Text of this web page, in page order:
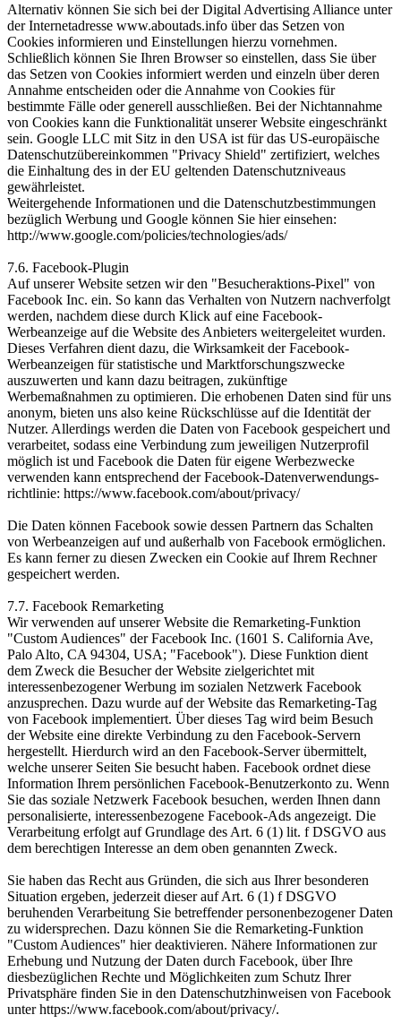
Alternativ können Sie sich bei der Digital Advertising Alliance unter
der Internetadresse www.aboutads.info über das Setzen von
Cookies informieren und Einstellungen hierzu vornehmen.
Schließlich können Sie Ihren Browser so einstellen, dass Sie über
das Setzen von Cookies informiert werden und einzeln über deren
Annahme entscheiden oder die Annahme von Cookies für
bestimmte Fälle oder generell ausschließen. Bei der Nichtannahme
von Cookies kann die Funktionalität unserer Website eingeschränkt
sein. Google LLC mit Sitz in den USA ist für das US-europäische
Datenschutzübereinkommen "Privacy Shield" zertifiziert, welches
die Einhaltung des in der EU geltenden Datenschutzniveaus
gewährleistet.
Weitergehende Informationen und die Datenschutzbestimmungen
bezüglich Werbung und Google können Sie hier einsehen:
http://www.google.com/policies/technologies/ads/
7.6. Facebook-Plugin
Auf unserer Website setzen wir den "Besucheraktions-Pixel" von
Facebook Inc. ein. So kann das Verhalten von Nutzern nachverfolgt
werden, nachdem diese durch Klick auf eine Facebook-
Werbeanzeige auf die Website des Anbieters weitergeleitet wurden.
Dieses Verfahren dient dazu, die Wirksamkeit der Facebook-
Werbeanzeigen für statistische und Marktforschungs­zwecke
auszuwerten und kann dazu beitragen, zukünftige
Werbemaßnahmen zu optimieren. Die erhobenen Daten sind für uns
anonym, bieten uns also keine Rückschlüsse auf die Identität der
Nutzer. Allerdings werden die Daten von Facebook gespeichert und
verarbeitet, sodass eine Verbindung zum jeweiligen Nutzerprofil
möglich ist und Facebook die Daten für eigene Werbezwecke
verwenden kann entsprechend der Facebook-Datenverwendungs­
richtlinie: https://www.facebook.com/about/privacy/
Die Daten können Facebook sowie dessen Partnern das Schalten
von Werbeanzeigen auf und außerhalb von Facebook ermöglichen.
Es kann ferner zu diesen Zwecken ein Cookie auf Ihrem Rechner
gespeichert werden.
7.7. Facebook Remarketing
Wir verwenden auf unserer Website die Remarketing-Funktion
"Custom Audiences" der Facebook Inc. (1601 S. California Ave,
Palo Alto, CA 94304, USA; "Facebook"). Diese Funktion dient
dem Zweck die Besucher der Website zielgerichtet mit
interessenbezogener Werbung im sozialen Netzwerk Facebook
anzusprechen. Dazu wurde auf der Website das Remarketing-Tag
von Facebook implementiert. Über dieses Tag wird beim Besuch
der Website eine direkte Verbindung zu den Facebook-Servern
hergestellt. Hierdurch wird an den Facebook-Server übermittelt,
welche unserer Seiten Sie besucht haben. Facebook ordnet diese
Information Ihrem persönlichen Facebook-Benutzerkonto zu. Wenn
Sie das soziale Netzwerk Facebook besuchen, werden Ihnen dann
personalisierte, interessenbezogene Facebook-Ads angezeigt. Die
Verarbeitung erfolgt auf Grundlage des Art. 6 (1) lit. f DSGVO aus
dem berechtigen Interesse an dem oben genannten Zweck.
Sie haben das Recht aus Gründen, die sich aus Ihrer besonderen
Situation ergeben, jederzeit dieser auf Art. 6 (1) f DSGVO
beruhenden Verarbeitung Sie betreffender personenbezogener Daten
zu widersprechen. Dazu können Sie die Remarketing-Funktion
"Custom Audiences" hier deaktivieren. Nähere Informationen zur
Erhebung und Nutzung der Daten durch Facebook, über Ihre
diesbezüglichen Rechte und Möglichkeiten zum Schutz Ihrer
Privatsphäre finden Sie in den Datenschutzhinweisen von Facebook
unter https://www.facebook.com/about/privacy/.